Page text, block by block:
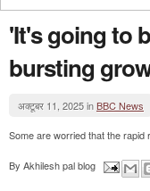
'It's going to
bursting
अक्टूबर 11, 2025 inBBC News
Some are worried that the rapid
By Akhilesh pal blog